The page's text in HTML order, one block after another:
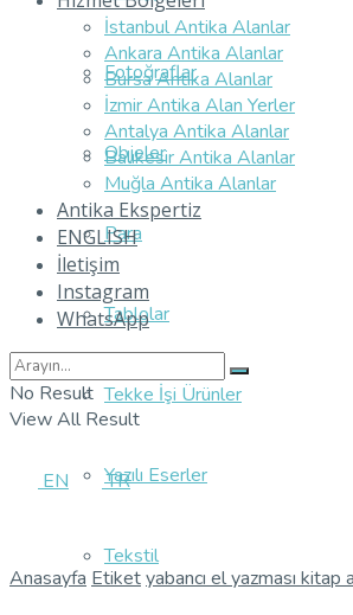
Fotoğraflar
Objeler
Para
Tablolar
Tekke İşi Ürünler
Yazılı Eserler
Tekstil
İstanbul Antika Alanlar
Ankara Antika Alanlar
Bursa Antika Alanlar
İzmir Antika Alan Yerler
Antalya Antika Alanlar
Balıkesir Antika Alanlar
Muğla Antika Alanlar
Antika Ekspertiz
ENGLISH
İletişim
Instagram
WhatsApp
No Result
View All Result
EN TR
Anasayfa Etiketyabancı el yazması kitap